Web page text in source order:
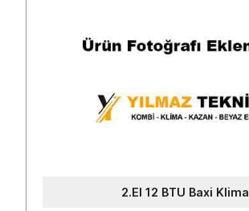
2.El 12 BTU Baxi Klima